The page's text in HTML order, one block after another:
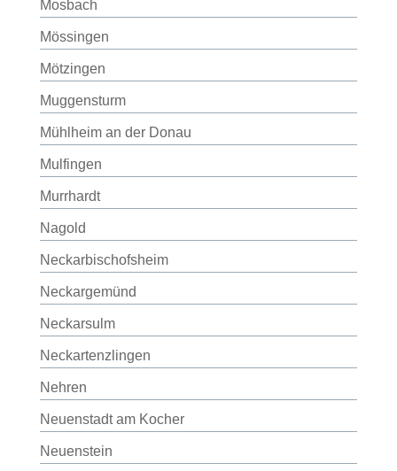
Mosbach
Mössingen
Mötzingen
Muggensturm
Mühlheim an der Donau
Mulfingen
Murrhardt
Nagold
Neckarbischofsheim
Neckargemünd
Neckarsulm
Neckartenzlingen
Nehren
Neuenstadt am Kocher
Neuenstein